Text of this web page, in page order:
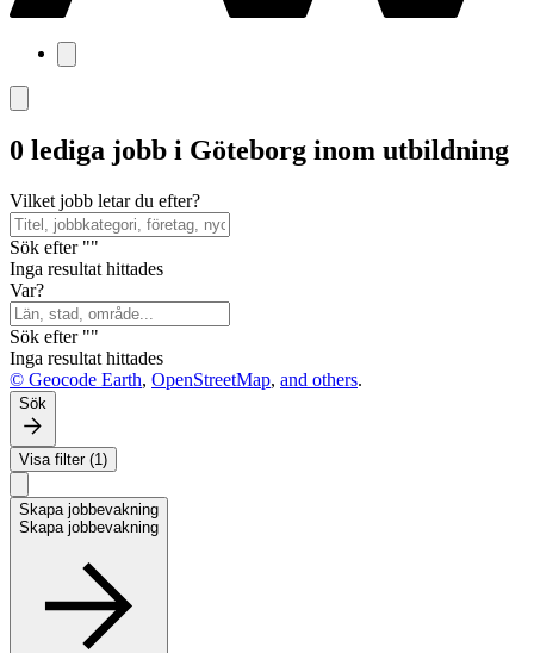
0 lediga jobb i Göteborg inom utbildning
Vilket jobb letar du efter?
Sök efter ""
Inga resultat hittades
Var?
Sök efter ""
Inga resultat hittades
© Geocode Earth, OpenStreetMap, and others.
Sök
Visa filter (1)
Skapa jobbevakning
Skapa jobbevakning